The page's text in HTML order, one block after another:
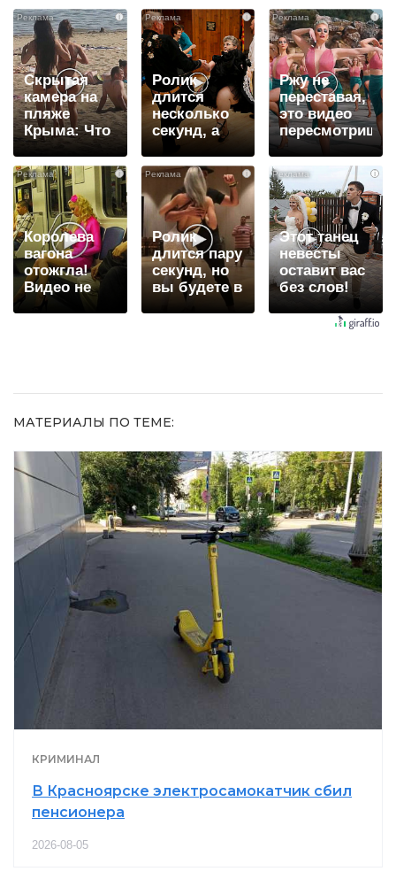
i
Скрытая
камера на
пляже
Крыма: Что
люди
вытворяют,
когда их не
видят...
i
Ролик
длится
несколько
секунд, а
смеяться
вы будете
долго
i
Ржу не
переставая,
это видео
пересмотришь
не раз
i
Королева
вагона
отожгла!
Видео не
оставит
i
Ролик
длится пару
секунд, но
вы будете в
шоке от
i
Этот танец
невесты
оставит вас
без слов!
Пересмотрела
МАТЕРИАЛЫ ПО ТЕМЕ:
КРИМИНАЛ
В Красноярске электросамокатчик сбил
пенсионера
2026-08-05